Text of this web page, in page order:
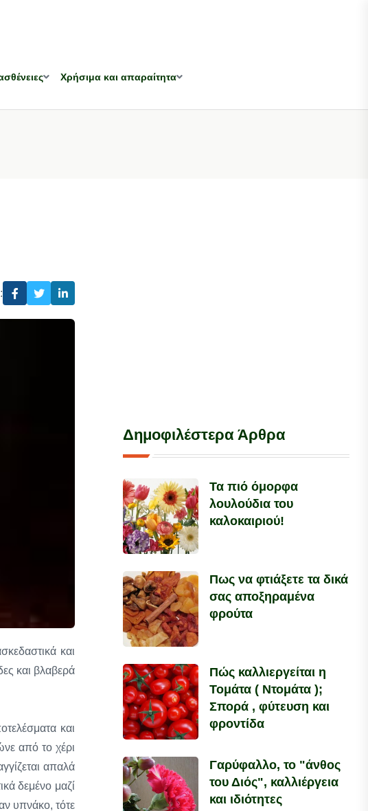
Χρήσιμα και απαραίτητα
και
και βλαβερά
και
από το χέρι
απαλά
δεμένο μαζί
υπνάκο, τότε
Δημοφιλέστερα Άρθρα
Τα πιό όμορφα
λουλούδια του
καλοκαιριού!
Πως να φτιάξετε τα δικά
σας αποξηραμένα
φρούτα
Πώς καλλιεργείται η
Τομάτα ( Ντομάτα );
Σπορά , φύτευση και
φροντίδα
Γαρύφαλλο, το "άνθος
του Διός", καλλιέργεια
και ιδιότητες